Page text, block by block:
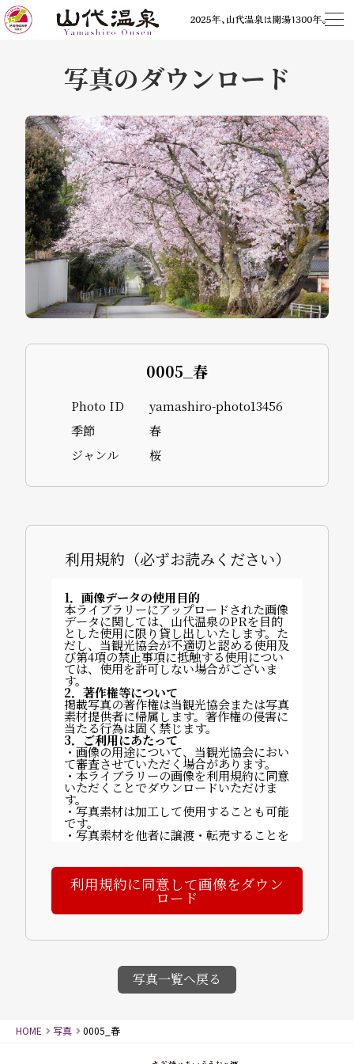
写真のダウンロード
0005_春
Photo ID
yamashiro-photo13456
季節
春
ジャンル
桜
利用規約（必ずお読みください）
1．画像データの使用目的
本ライブラリーにアップロードされた画像
データに関しては、山代温泉のPRを目的
とした使用に限り貸し出しいたします。た
だし、当観光協会が不適切と認める使用及
び第4項の禁止事項に抵触する使用につい
ては、使用を許可しない場合がございま
す。
2．著作権等について
掲載写真の著作権は当観光協会または写真
素材提供者に帰属します。著作権の侵害に
当たる行為は固く禁じます。
3．ご利用にあたって
・画像の用途について、当観光協会におい
て審査させていただく場合があります。
・本ライブラリーの画像を利用規約に同意
いただくことでダウンロードいただけま
す。
・写真素材は加工して使用することも可能
です。
・写真素材を他者に譲渡・転売することを
・掲載時は以下いずれかのクレジットを記
載してください：
「©山代温泉観光協会」「写真提供：山代
温泉観光協会」など。
【完成物の送付について】
丁目70番地
4．禁止事項
・画像素材に商品性が依存する商品の製
造・販売（例：カレンダー等）
反する行為
・迷惑メールへの使用、画像への直リンク
画像使用により発生した損害について、当
利用規約に同意して画像をダウン
ロード
写真一覧へ戻る
HOME 写真 0005_春